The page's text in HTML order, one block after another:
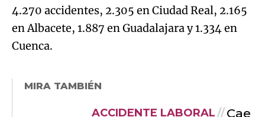
4.270 accidentes, 2.305 en Ciudad Real, 2.165
en Albacete, 1.887 en Guadalajara y 1.334 en
Cuenca.
MIRA TAMBIÉN
ACCIDENTE LABORAL
Cae